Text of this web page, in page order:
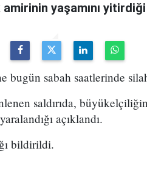
yaşamını
sabah saatlerinde
saldırıda,
açıklandı.
bildirildi.